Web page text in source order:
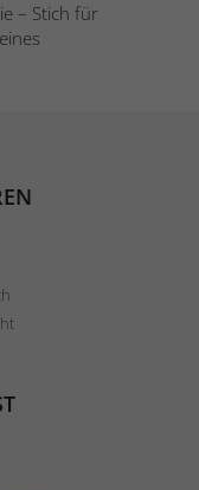
– Stich für